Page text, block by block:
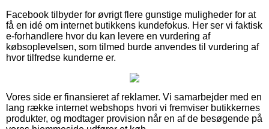
Facebook tilbyder for øvrigt flere gunstige muligheder for at
få en idé om internet butikkens kundefokus. Her ser vi faktisk
e-forhandlere hvor du kan levere en vurdering af
købsoplevelsen, som tilmed burde anvendes til vurdering af
hvor tilfredse kunderne er.
Vores side er finansieret af reklamer. Vi samarbejder med en
lang række internet webshops hvori vi fremviser butikkernes
produkter, og modtager provision når en af de besøgende på